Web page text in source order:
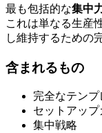
最も包括的な集中
これは単なる生産
し維持するための
含まれるもの
完全なテン
セットアッ
集中戦略